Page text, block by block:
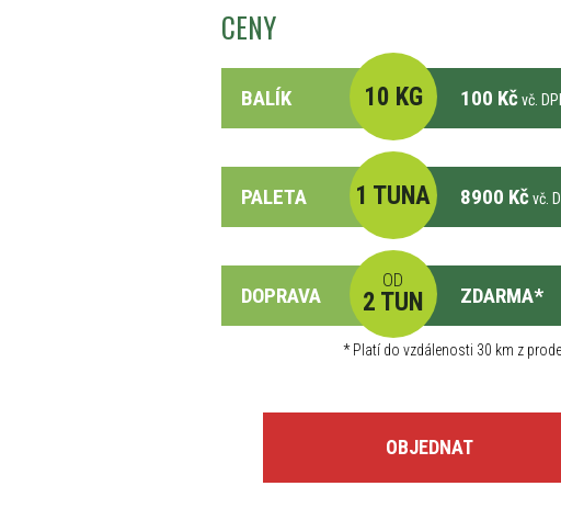
CENY
BALÍK 10 KG 100 Kč vč.
PALETA 1 TUNA 8900 Kč vč.
DOPRAVA
OD
2 TUN ZDARMA*
*Platí do vzdálenosti 30 km z
OBJEDNAT